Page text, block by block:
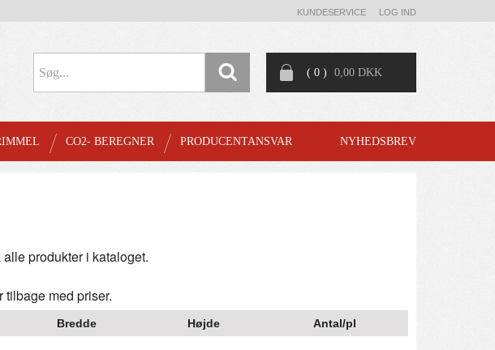
KUNDESERVICE LOG IND
( 0 ) 0,00 DKK
CO2- BEREGNER PRODUCENTANSVAR NYHEDSBREV
produkter i kataloget.
tilbage med priser.
Bredde Højde Antal/pl